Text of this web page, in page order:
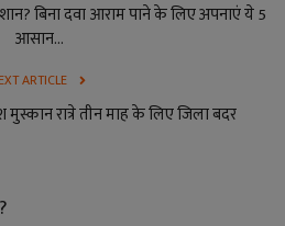
बिना दवा आराम पाने के लिए अपनाएं ये 5
आसान...
ARTICLE
रात्रे तीन माह के लिए जिला बदर